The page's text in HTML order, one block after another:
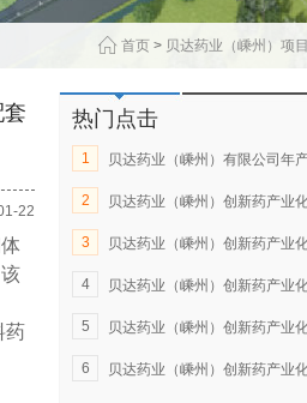
首页 > 贝达药业（嵊州）项目
22
该
药
热门点击
1
2
3
4
5
6